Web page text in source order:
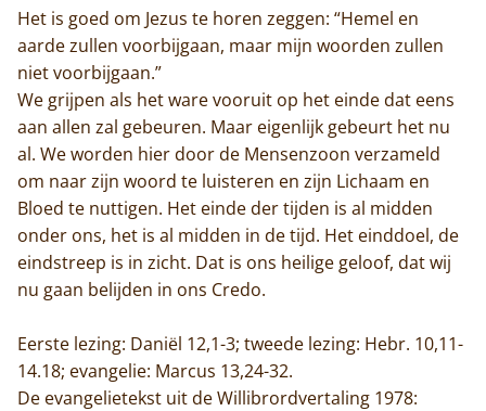
Het is goed om Jezus te horen zeggen: “Hemel en
aarde zullen voorbijgaan, maar mijn woorden zullen
niet voorbijgaan.”
We grijpen als het ware vooruit op het einde dat eens
aan allen zal gebeuren. Maar eigenlijk gebeurt het nu
al. We worden hier door de Mensenzoon verzameld
om naar zijn woord te luisteren en zijn Lichaam en
Bloed te nuttigen. Het einde der tijden is al midden
onder ons, het is al midden in de tijd. Het einddoel, de
eindstreep is in zicht. Dat is ons heilige geloof, dat wij
nu gaan belijden in ons Credo.
Eerste lezing: Daniël 12,1-3; tweede lezing: Hebr. 10,11-
14.18; evangelie: Marcus 13,24-32.
De evangelietekst uit de Willibrordvertaling 1978: